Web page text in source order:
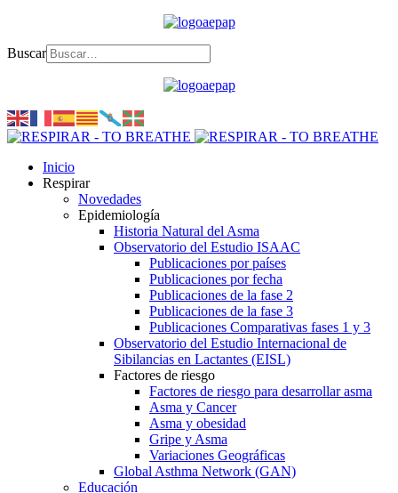
Buscar
Inicio
Respirar
Novedades
Epidemiología
Historia Natural del Asma
Observatorio del Estudio ISAAC
Publicaciones por países
Publicaciones por fecha
Publicaciones de la fase 2
Publicaciones de la fase 3
Publicaciones Comparativas fases 1 y 3
Observatorio del Estudio Internacional de
Sibilancias en Lactantes (EISL)
Factores de riesgo
Factores de riesgo para desarrollar asma
Asma y Cancer
Asma y obesidad
Gripe y Asma
Variaciones Geográficas
Global Asthma Network (GAN)
Educación